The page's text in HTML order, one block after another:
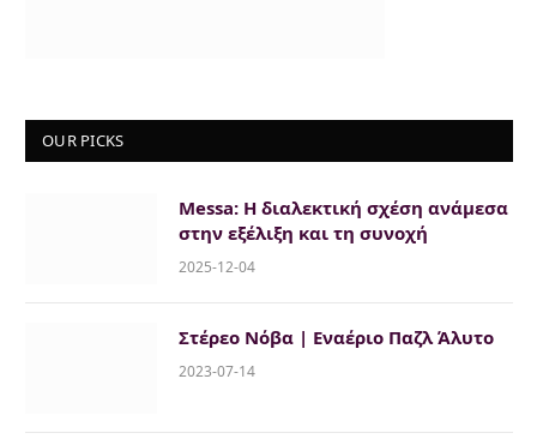
OUR PICKS
Messa: Η διαλεκτική σχέση ανάμεσα
στην εξέλιξη και τη συνοχή
2025-12-04
Στέρεο Νόβα | Εναέριο Παζλ Άλυτο
2023-07-14